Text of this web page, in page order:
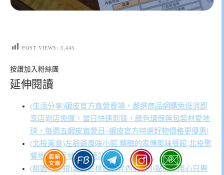
POST VIEWS: 5,445
按讚加入粉絲團
延伸閱讀
(生活分享)蝦皮官方直營賣場，嚴選商品網購免低消即
享店到店免運，當日快速到貨，綠色環保無包裝材愛地
球，每週五蝦皮直營日~蝦皮官方特選好物價格更優惠!
(北投美食)左爺爺風味小館 精緻的家傳風味餐館,北投聚
餐地點鄰近捷運明德站
(桃園伴手禮)藏身於桃園巷弄內美味小點心，用心只專